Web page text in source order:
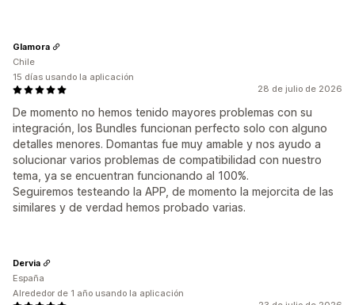
28 de julio de 2026
De momento no hemos tenido mayores problemas con su
integración, los Bundles funcionan perfecto solo con alguno
detalles menores. Domantas fue muy amable y nos ayudo a
solucionar varios problemas de compatibilidad con nuestro
tema, ya se encuentran funcionando al 100%.
Seguiremos testeando la APP, de momento la mejorcita de las
similares y de verdad hemos probado varias.
Glamora
Chile
15 días usando la aplicación
Dervia
España
Alrededor de 1 año usando la aplicación